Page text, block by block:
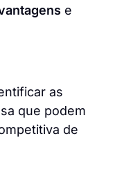
e
as
que podem
de